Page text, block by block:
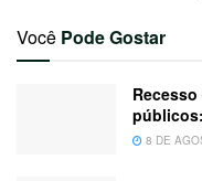
Você Pode Gostar
8 DE